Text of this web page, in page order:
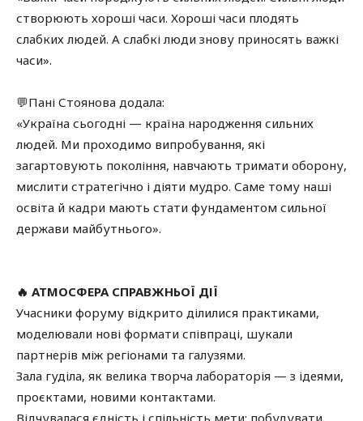
створюють хороші часи. Хороші часи плодять
слабких людей. А слабкі люди знову приносять важкі
часи».
💬Пані Стоянова додала:
«Україна сьогодні — країна народження сильних
людей. Ми проходимо випробування, які
загартовують покоління, навчають тримати оборону,
мислити стратегічно і діяти мудро. Саме тому наші
освіта й кадри мають стати фундаментом сильної
держави майбутнього».
🔥 АТМОСФЕРА СПРАВЖНЬОЇ ДІЇ
Учасники форуму відкрито ділилися практиками,
моделювали нові формати співпраці, шукали
партнерів між регіонами та галузями.
Зала гуділа, як велика творча лабораторія — з ідеями,
проєктами, новими контактами.
Відчувалася єдність і спільність мети: побудувати